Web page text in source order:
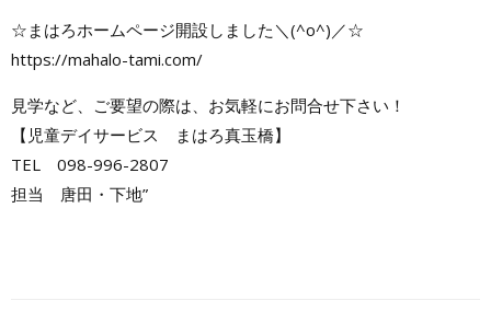
☆まはろホームページ開設しました＼(^o^)／☆
https://mahalo-tami.com/
見学など、ご要望の際は、お気軽にお問合せ下さい！
【児童デイサービス まはろ真玉橋】
TEL 098-996-2807
担当 唐田・下地”